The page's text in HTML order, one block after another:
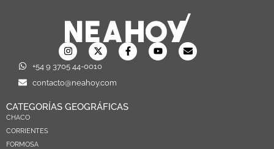
+54 9 3705 44-0010
contacto@neahoy.com
CATEGORÍAS GEOGRÁFICAS
CHACO
CORRIENTES
FORMOSA